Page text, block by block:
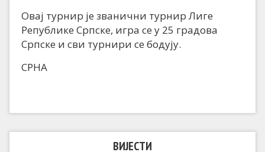
Овај турнир је званични турнир Лиге
Републике Српске, игра се у 25 градова
Српске и сви турнири се бодују.
СРНА
ВИЈЕСТИ